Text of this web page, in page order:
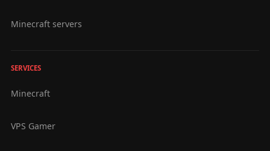
Minecraft servers
SERVICES
Minecraft
VPS Gamer